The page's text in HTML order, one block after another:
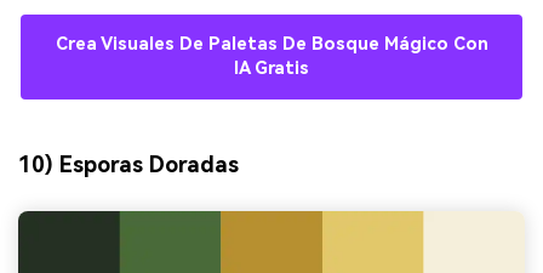
Crea Visuales De Paletas De Bosque Mágico Con
IA Gratis
10) Esporas Doradas